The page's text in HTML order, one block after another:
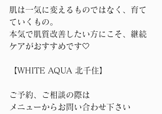
肌は一気に変えるものではなく、育て
ていくもの。
本気で肌質改善したい方にこそ、継続
ケアがおすすめです🤍⁡
【WHITE AQUA 北千住】
ご予約、ご相談の際は
メニューからお問い合わせ下さい